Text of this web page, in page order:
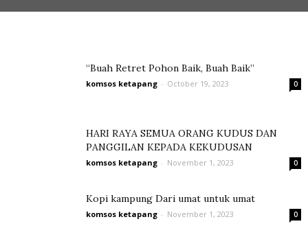
“Buah Retret Pohon Baik, Buah Baik”
komsos ketapang - October 19, 2023 0
HARI RAYA SEMUA ORANG KUDUS DAN
PANGGILAN KEPADA KEKUDUSAN
komsos ketapang - November 1, 2023 0
Kopi kampung Dari umat untuk umat
komsos ketapang - November 1, 2023 0